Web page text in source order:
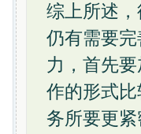
综上所述
仍有需要
力，首先
作的形式
务所要更